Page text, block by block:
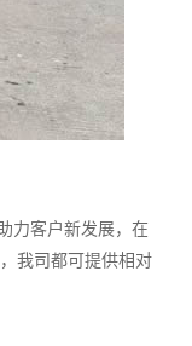
力客户新发展，在
我司都可提供相对